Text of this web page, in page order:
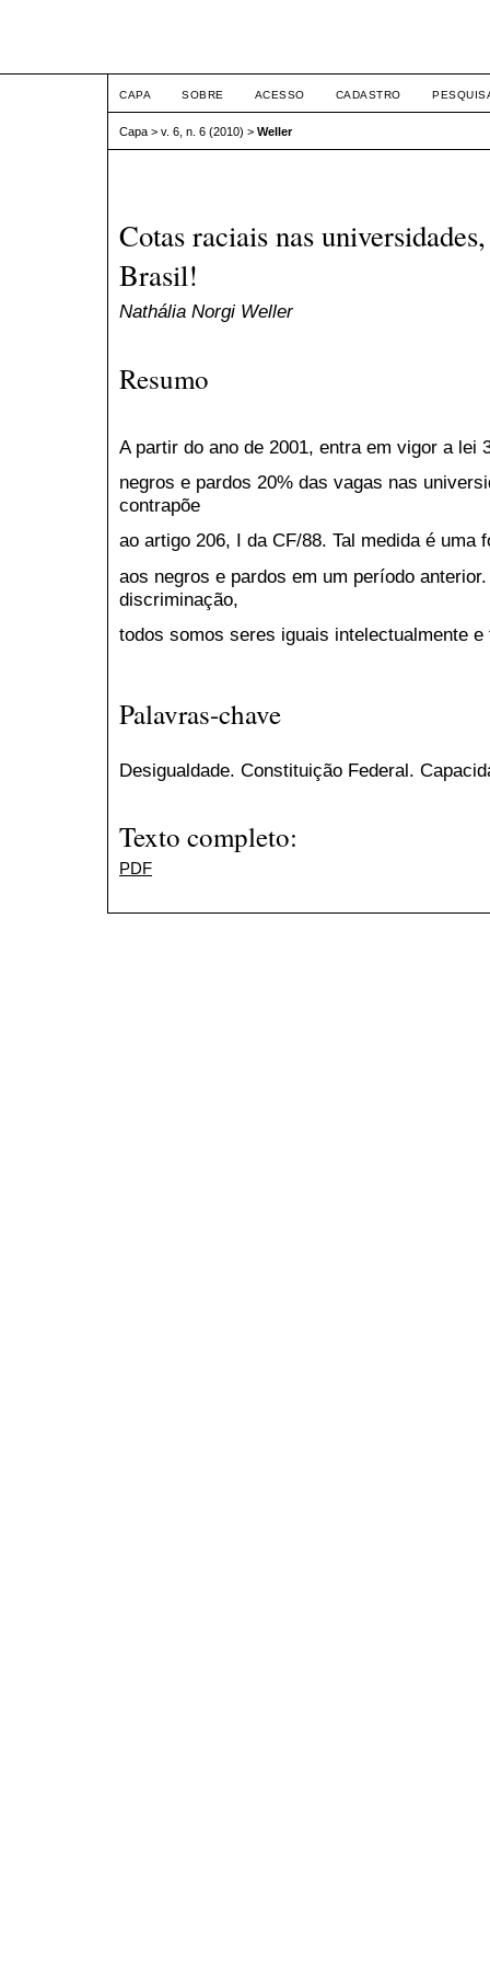
CAPA SOBRE ACESSO CADASTRO
Capa > v. 6, n. 6 (2010) > Weller
Cotas raciais nas
Brasil!
Nathália Norgi Weller
Resumo
A partir do ano de 2001, entra em vigor a lei
negros e pardos 20% das vagas nas
contrapõe
ao artigo 206, I da CF/88. Tal medida é uma
aos negros e pardos em um período
discriminação,
todos somos seres iguais intelectualmente
Palavras-chave
Desigualdade. Constituição Federal.
Texto completo:
PDF